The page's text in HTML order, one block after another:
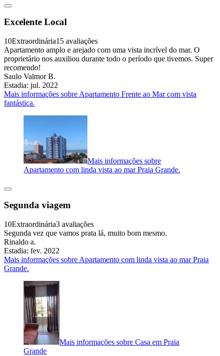
Excelente Local
10Extraordinária15 avaliações
Apartamento amplo e arejado com uma vista incrível do mar. O
proprietário nos auxiliou durante todo o período que tivemos. Super
recomendo!
Saulo Valmor B.
Estadia: jul. 2022
Mais informações sobre Apartamento Frente ao Mar com vista
fantástica.
Mais informações sobre
Apartamento com linda vista ao mar Praia Grande.
Segunda viagem
10Extraordinária3 avaliações
Segunda vez que vamos prata lá, muito bom mesmo.
Rinaldo a.
Estadia: fev. 2022
Mais informações sobre Apartamento com linda vista ao mar Praia
Grande.
Mais informações sobre Casa em Praia
Grande